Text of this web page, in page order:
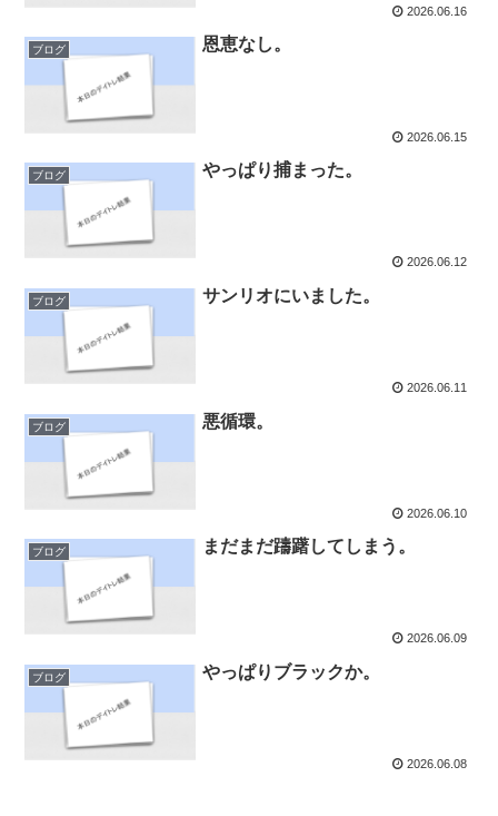
2026.06.16
ブログ 恩恵なし。
2026.06.15
ブログ やっぱり捕まった。
2026.06.12
ブログ サンリオにいました。
2026.06.11
ブログ 悪循環。
2026.06.10
ブログ まだまだ躊躇してしまう。
2026.06.09
ブログ やっぱりブラックか。
2026.06.08